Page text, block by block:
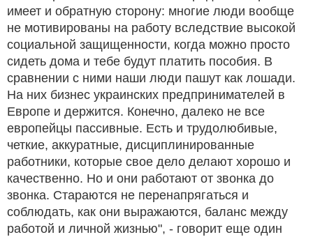
имеет и обратную сторону: многие люди вообще
не мотивированы на работу вследствие высокой
социальной защищенности, когда можно просто
сидеть дома и тебе будут платить пособия. В
сравнении с ними наши люди пашут как лошади.
На них бизнес украинских предпринимателей в
Европе и держится. Конечно, далеко не все
европейцы пассивные. Есть и трудолюбивые,
четкие, аккуратные, дисциплинированные
работники, которые свое дело делают хорошо и
качественно. Но и они работают от звонка до
звонка. Стараются не перенапрягаться и
соблюдать, как они выражаются, баланс между
работой и личной жизнью", - говорит еще один